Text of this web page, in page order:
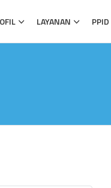
LAYANAN PPID